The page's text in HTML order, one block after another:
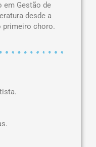
em Gestão de
desde a
primeiro choro.